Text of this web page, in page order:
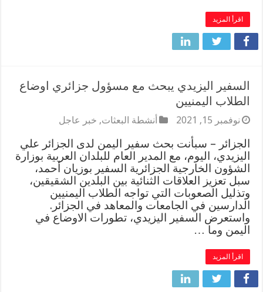
اقرأ المزيد
السفير اليزيدي يبحث مع مسؤول جزائري اوضاع
الطلاب اليمنيين
نوفمبر 15, 2021 أنشطة البعثات, خبر عاجل
الجزائر – سبأنت بحث سفير اليمن لدى الجزائر علي
اليزيدي، اليوم، مع المدير العام للبلدان العربية بوزارة
الشؤون الخارجية الجزائرية السفير بوزيان أحمد،
سبل تعزيز العلاقات الثنائية بين البلدين الشقيقين،
وتذليل الصعوبات التي تواجه الطلاب اليمنيين
الدارسين في الجامعات والمعاهد في الجزائر.
واستعرض السفير اليزيدي، تطورات الاوضاع في
اليمن وما …
اقرأ المزيد